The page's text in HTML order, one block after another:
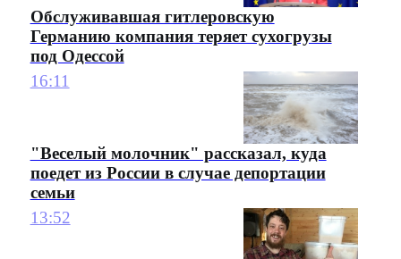
Обслуживавшая гитлеровскую
Германию компания теряет сухогрузы
под Одессой
16:11
"Веселый молочник" рассказал, куда
поедет из России в случае депортации
семьи
13:52